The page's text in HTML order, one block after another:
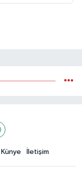
Künye İletişim